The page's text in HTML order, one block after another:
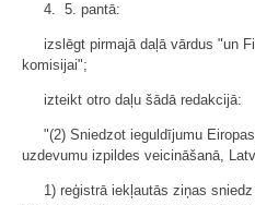
4. 5. pantā:
izslēgt pirmajā daļā vārdus "un
komisijai";
izteikt otro daļu šādā redakcijā:
"(2) Sniedzot ieguldījumu
uzdevumu izpildes veicināšanā,
1) reģistrā iekļautās ziņas